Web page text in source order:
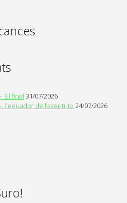
El final 31/07/2026
l’equador de l’aventura 24/07/2026